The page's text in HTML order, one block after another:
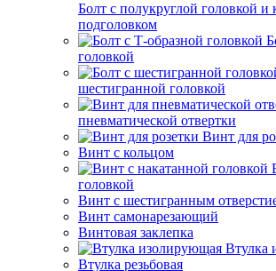
Болт с полукруглой головкой и
подголовком
головкой
шестигранной головкой
пневматической отвертки
Винт для
Винт с кольцом
головкой
Винт с шестигранным
Винт самонарезающий
Винтовая заклепка
Втулка
Втулка резьбовая